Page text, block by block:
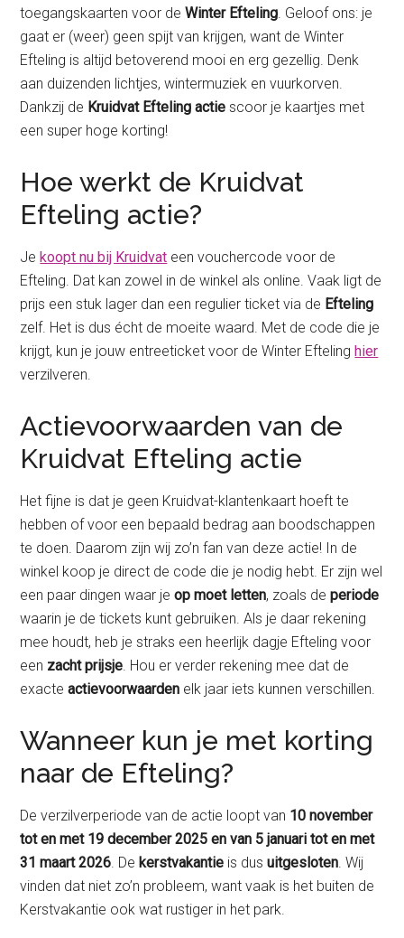
toegangskaarten voor deWinter Efteling. Geloof ons: je
gaat er (weer) geen spijt van krijgen, want de Winter
Efteling is altijd betoverend mooi en erg gezellig. Denk
aan duizenden lichtjes, wintermuziek en vuurkorven.
Dankzij de Kruidvat Efteling actie scoor je kaartjes met
een super hoge korting!
Hoe werkt de Kruidvat
Efteling actie?
Jekoopt nu bij Kruidvat een vouchercode voor de
Efteling. Dat kan zowel in de winkel als online. Vaak ligt de
prijs een stuk lager dan een regulier ticket via de Efteling
zelf. Het is dus écht de moeite waard. Met de code die je
krijgt, kun je jouw entreeticket voor de Winter Eftelinghier
verzilveren.
Actievoorwaarden van de
Kruidvat Efteling actie
Het fijne is dat je geen Kruidvat-klantenkaart hoeft te
hebben of voor een bepaald bedrag aan boodschappen
te doen. Daarom zijn wij zo’n fan van deze actie! In de
winkel koop je direct de code die je nodig hebt. Er zijn wel
een paar dingen waar jeop moet letten, zoals deperiode
waarin je de tickets kunt gebruiken. Als je daar rekening
mee houdt, heb je straks een heerlijk dagje Efteling voor
een zacht prijsje. Hou er verder rekening mee dat de
exacteactievoorwaarden elk jaar iets kunnen verschillen.
Wanneer kun je met korting
naar de Efteling?
De verzilverperiode van de actie loopt van 10 november
tot en met 19 december 2025 en van 5 januari tot en met
31 maart 2026. Dekerstvakantie is dusuitgesloten. Wij
vinden dat niet zo’n probleem, want vaak is het buiten de
Kerstvakantie ook wat rustiger in het park.